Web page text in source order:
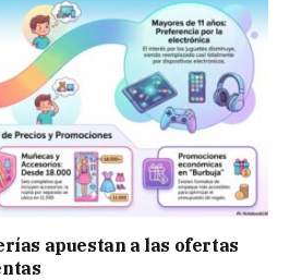
apuestan a las ofertas